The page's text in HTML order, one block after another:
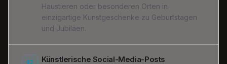
Haustieren oder besonderen Orten in
einzigartige Kunstgeschenke zu Geburtstagen
und Jubiläen.
02 Künstlerische Social-Media-Posts